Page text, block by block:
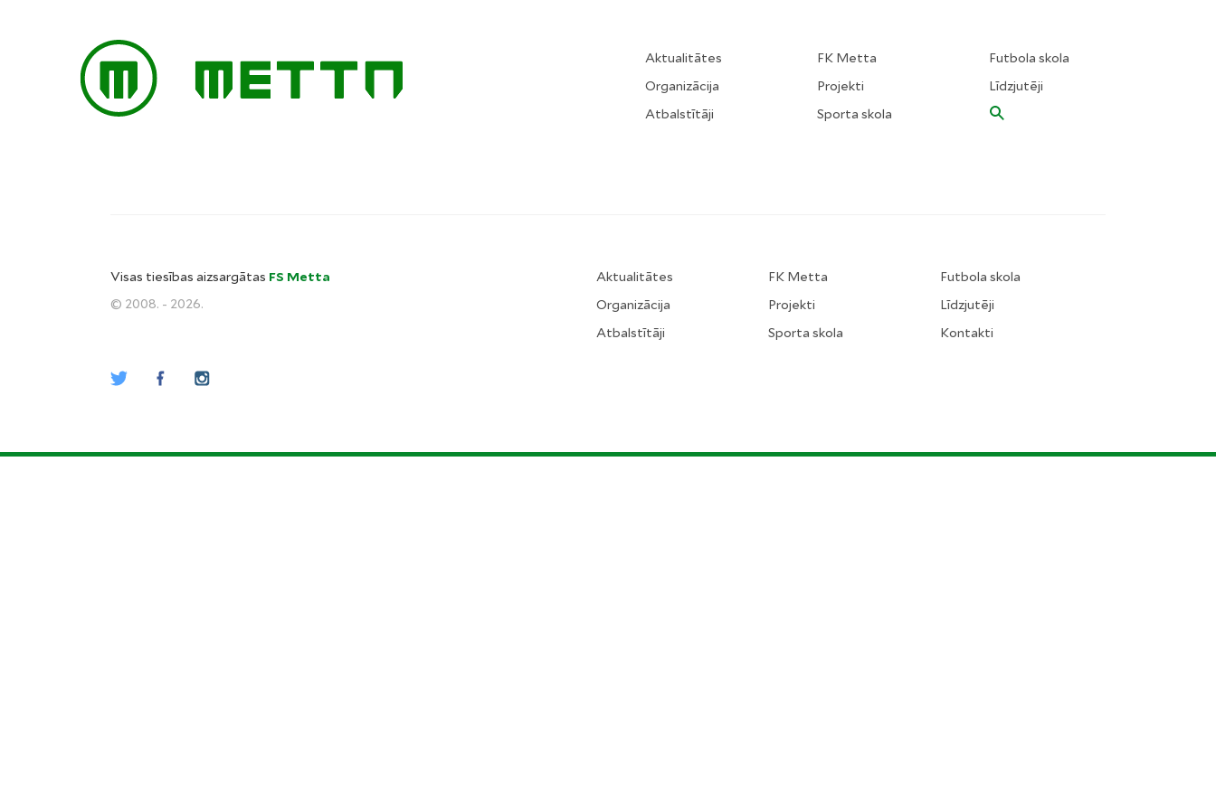
Aktualitātes
Organizācija
Atbalstītāji
FK Metta
Projekti
Sporta skola
Futbola skola
Līdzjutēji
Visas tiesības aizsargātas FS Metta
© 2008. - 2026.
Aktualitātes
Organizācija
Atbalstītāji
FK Metta
Projekti
Sporta skola
Futbola skola
Līdzjutēji
Kontakti